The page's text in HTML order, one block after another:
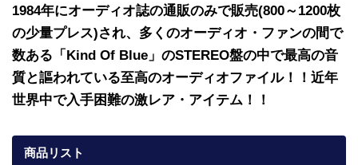
1984年にオーディオ誌の通販のみで販売(800～1200枚
の少量プレス)され、多くのオーディオ・ファンの間で
数ある「Kind Of Blue」のSTEREO盤の中で最高の音
質と謳われている至高のオーディオファイル！！近年
世界中で入手困難の激レア・アイテム！！
商品リスト